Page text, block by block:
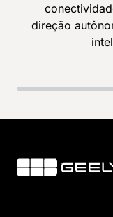
direção